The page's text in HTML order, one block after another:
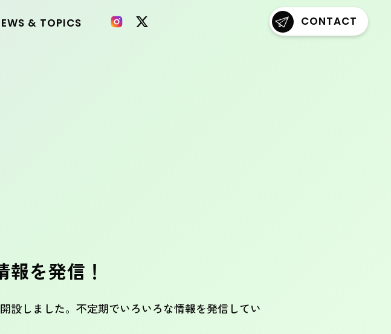
& TOPICS CONTACT
を発信！
設しました。不定期でいろいろな情報を発信してい